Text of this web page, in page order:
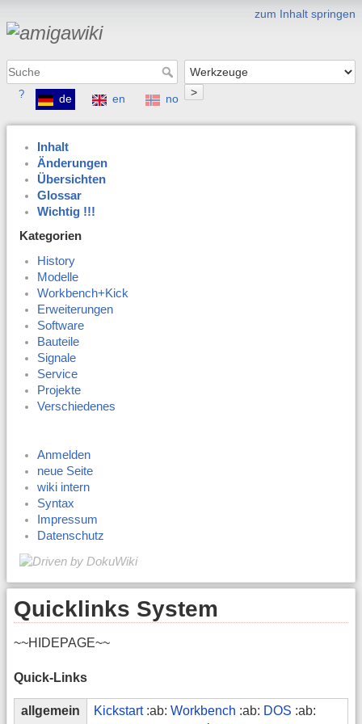
zum Inhalt springen
>
? de en no
Inhalt
Änderungen
Übersichten
Glossar
Wichtig !!!
Kategorien
History
Modelle
Workbench+Kick
Erweiterungen
Software
Bauteile
Signale
Service
Projekte
Verschiedenes
Anmelden
neue Seite
wiki intern
Syntax
Impressum
Datenschutz
Quicklinks System
~~HIDEPAGE~~
Quick-Links
allgemein Kickstart:ab: Workbench :ab: DOS :ab: